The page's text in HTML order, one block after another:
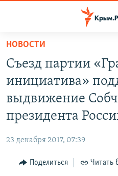
Вернуться
основному
содержанию
главной
Вернутся
поиску
СПЕЦПРОЕКТЫ
КАРТА ВОЕННЫХ ОБЪЕКТОВ
ИНТЕРАКТИВ
ИНФОГРАФИКА
РАДІО СВОБОДА
КАК ОБОЙТИ
НОВОСТИ
Съезд партии
инициатива»
выдвижение
президента
23 декабря 2017, 07:39
Поделиться Читать